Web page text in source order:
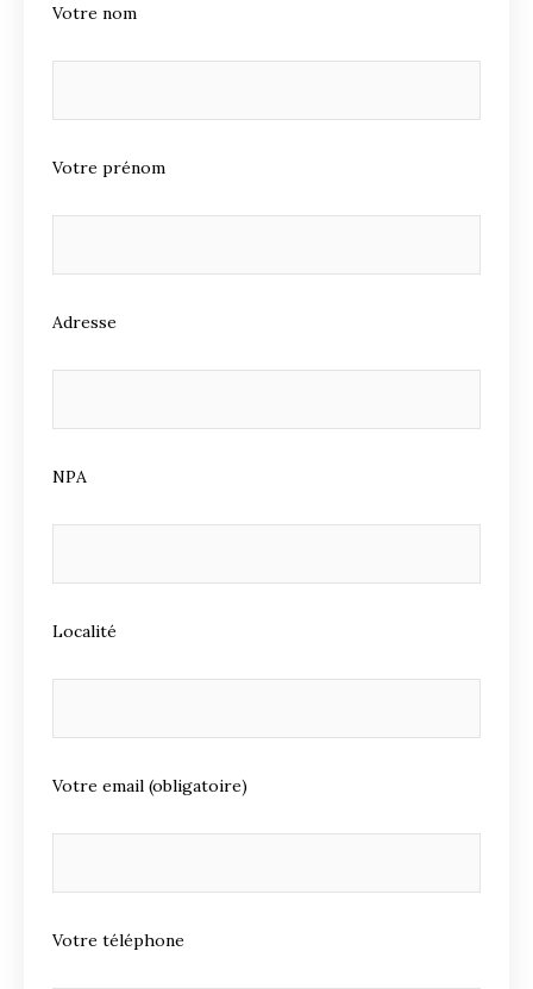
Votre nom
Votre prénom
Adresse
NPA
Localité
Votre email (obligatoire)
Votre téléphone